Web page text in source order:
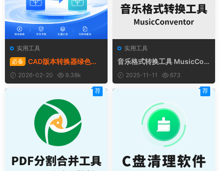
实用工具
必备 CAD版本转换器绿色版 |
Acme Cad Converter v2022
2026-02-20 9.38k
实用工具
音乐格式转换工具 MusicCon
ventor｜一键转换，让你的音
乐在任何设备都能畅听！
2025-11-11 673
荐 荐